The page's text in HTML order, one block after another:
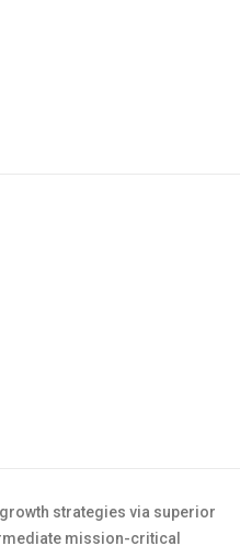
strategies via superior
mission-critical